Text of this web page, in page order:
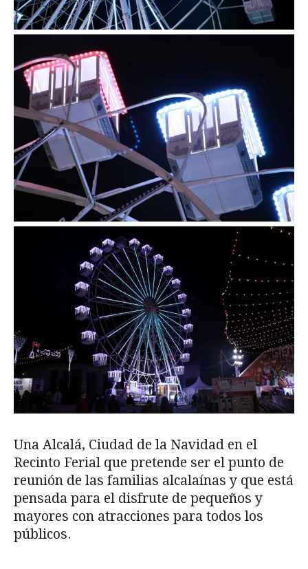
Una Alcalá, Ciudad de la Navidad en el
Recinto Ferial que pretende ser el punto de
reunión de las familias alcalaínas y que está
pensada para el disfrute de pequeños y
mayores con atracciones para todos los
públicos.